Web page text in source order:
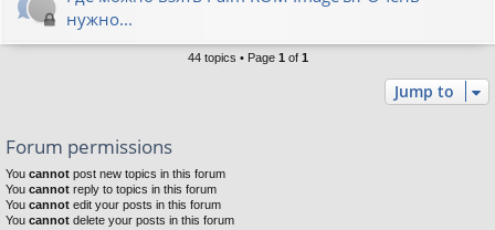
нужно...
44 topics • Page 1 of 1
Jump to
Forum permissions
You cannot post new topics in this forum
You cannot reply to topics in this forum
You cannot edit your posts in this forum
You cannot delete your posts in this forum